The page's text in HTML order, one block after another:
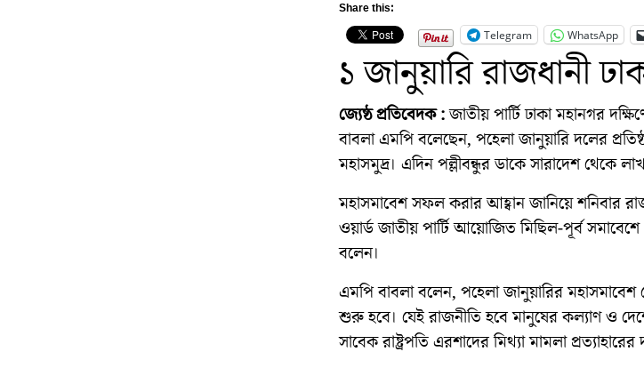
Share this:
Telegram
WhatsApp
১ জানুয়ারি রাজধানী
জ্যেষ্ঠ প্রতিবেদক :জাতীয় পার্টি ঢাকা মহানগর
বাবলা এমপি বলেছেন, পহেলা জানুয়ারি দলের
মহাসমুদ্র। এদিন পল্লীবন্ধুর ডাকে সারাদেশ থেকে
মহাসমাবেশ সফল করার আহ্বান জানিয়ে শনিবার
ওয়ার্ড জাতীয় পার্টি আয়োজিত মিছিল-পূর্ব
বলেন।
এমপি বাবলা বলেন, পহেলা জানুয়ারির মহাসমাবেশ
শুরু হবে। যেই রাজনীতি হবে মানুষের কল্যাণ ও
সাবেক রাষ্ট্রপতি এরশাদের মিথ্যা মামলা প্রত্যাহারের